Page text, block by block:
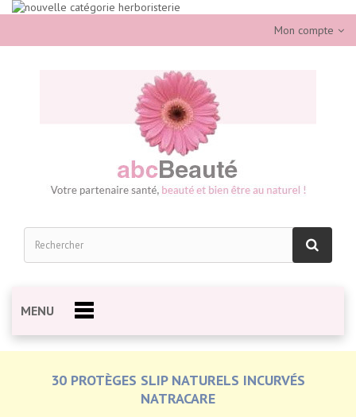
Mon compte
MENU
30 PROTÈGES SLIP NATURELS INCURVÉS
NATRACARE